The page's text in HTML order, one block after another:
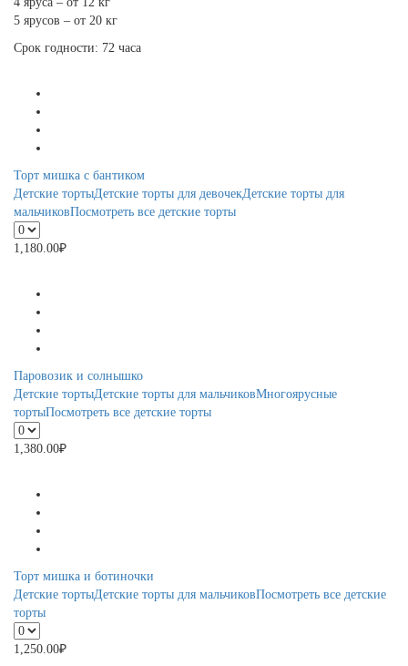
5 ярусов – от 20 кг
Срок годности: 72 часа
Торт мишка с бантиком
Детские тортыДетские торты для девочекДетские торты для
мальчиковПосмотреть все детские торты
1,180.00₽
Паровозик и солнышко
Детские тортыДетские торты для мальчиковМногоярусные
тортыПосмотреть все детские торты
1,380.00₽
Торт мишка и ботиночки
Детские тортыДетские торты для мальчиковПосмотреть все детские
торты
1,250.00₽